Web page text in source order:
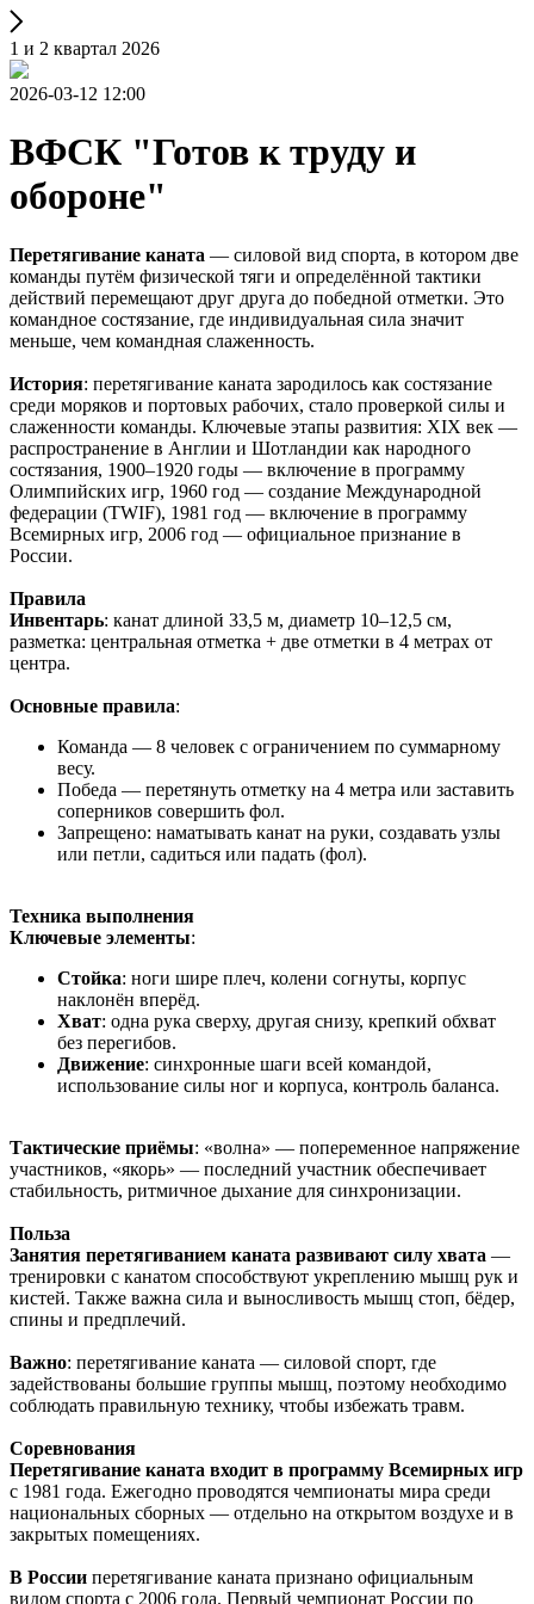
1 и 2 квартал 2026
2026-03-12 12:00
ВФСК "Готов к труду и
обороне"
Перетягивание каната — силовой вид спорта, в котором две
команды путём физической тяги и определённой тактики
действий перемещают друг друга до победной отметки. Это
командное состязание, где индивидуальная сила значит
меньше, чем командная слаженность.
История: перетягивание каната зародилось как состязание
среди моряков и портовых рабочих, стало проверкой силы и
слаженности команды. Ключевые этапы развития: XIX век —
распространение в Англии и Шотландии как народного
состязания, 1900–1920 годы — включение в программу
Олимпийских игр, 1960 год — создание Международной
федерации (TWIF), 1981 год — включение в программу
Всемирных игр, 2006 год — официальное признание в
России.
Правила
Инвентарь: канат длиной 33,5 м, диаметр 10–12,5 см,
разметка: центральная отметка + две отметки в 4 метрах от
центра.
Основные правила:
Команда — 8 человек с ограничением по суммарному
весу.
Победа — перетянуть отметку на 4 метра или заставить
соперников совершить фол.
Запрещено: наматывать канат на руки, создавать узлы
или петли, садиться или падать (фол).
Техника выполнения
Ключевые элементы:
Стойка: ноги шире плеч, колени согнуты, корпус
наклонён вперёд.
Хват: одна рука сверху, другая снизу, крепкий обхват
без перегибов.
Движение: синхронные шаги всей командой,
использование силы ног и корпуса, контроль баланса.
Тактические приёмы: «волна» — попеременное напряжение
участников, «якорь» — последний участник обеспечивает
стабильность, ритмичное дыхание для синхронизации.
Польза
Занятия перетягиванием каната развивают силу хвата —
тренировки с канатом способствуют укреплению мышц рук и
кистей. Также важна сила и выносливость мышц стоп, бёдер,
спины и предплечий.
Важно: перетягивание каната — силовой спорт, где
задействованы большие группы мышц, поэтому необходимо
соблюдать правильную технику, чтобы избежать травм.
Соревнования
Перетягивание каната входит в программу Всемирных игр
с 1981 года. Ежегодно проводятся чемпионаты мира среди
национальных сборных — отдельно на открытом воздухе и в
закрытых помещениях.
В России перетягивание каната признано официальным
видом спорта с 2006 года. Первый чемпионат России по